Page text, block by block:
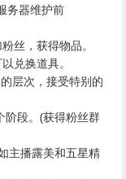
务器维护前
丝，获得物品。
兑换道具。
层次，接受特别的
阶段。(获得粉丝群
主播露美和五星精